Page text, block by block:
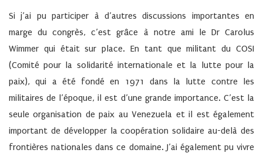
Si j’ai pu participer à d’autres discussions importantes en
marge du congrès, c’est grâce à notre ami le Dr Carolus
Wimmer qui était sur place. En tant que militant du COSI
(Comité pour la solidarité internationale et la lutte pour la
paix), qui a été fondé en 1971 dans la lutte contre les
militaires de l’époque, il est d’une grande importance. C’est la
seule organisation de paix au Venezuela et il est également
important de développer la coopération solidaire au-delà des
frontières nationales dans ce domaine. J’ai également pu vivre